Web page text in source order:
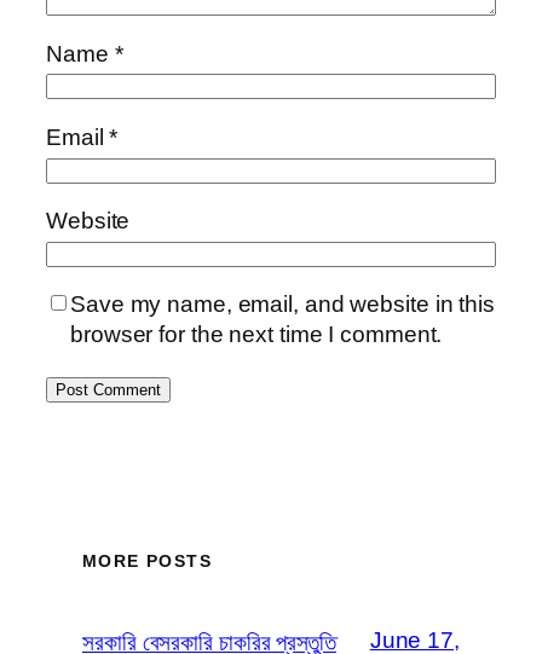
Name *
Email*
Website
Save my name, email, and website in this
browser for the next time I comment.
MORE POSTS
সরকারি বেসরকারি চাকরির প্রস্তুতি
June 17,